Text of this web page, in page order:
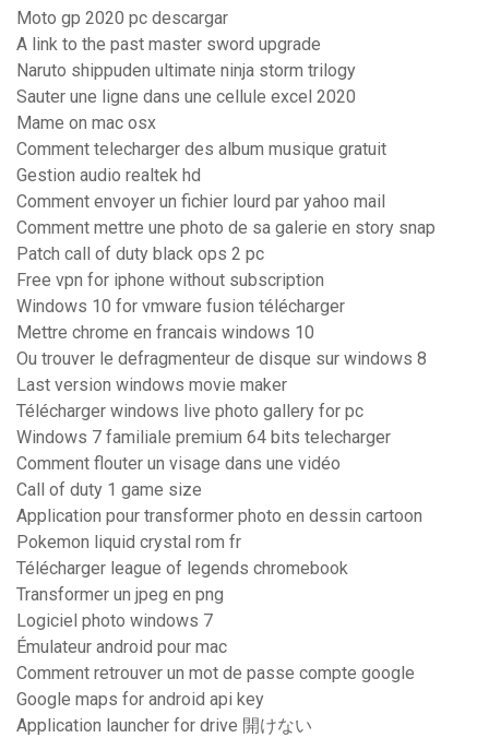
Moto gp 2020 pc descargar
A link to the past master sword upgrade
Naruto shippuden ultimate ninja storm trilogy
Sauter une ligne dans une cellule excel 2020
Mame on mac osx
Comment telecharger des album musique gratuit
Gestion audio realtek hd
Comment envoyer un fichier lourd par yahoo mail
Comment mettre une photo de sa galerie en story snap
Patch call of duty black ops 2 pc
Free vpn for iphone without subscription
Windows 10 for vmware fusion télécharger
Mettre chrome en francais windows 10
Ou trouver le defragmenteur de disque sur windows 8
Last version windows movie maker
Télécharger windows live photo gallery for pc
Windows 7 familiale premium 64 bits telecharger
Comment flouter un visage dans une vidéo
Call of duty 1 game size
Application pour transformer photo en dessin cartoon
Pokemon liquid crystal rom fr
Télécharger league of legends chromebook
Transformer un jpeg en png
Logiciel photo windows 7
Émulateur android pour mac
Comment retrouver un mot de passe compte google
Google maps for android api key
Application launcher for drive 開けない